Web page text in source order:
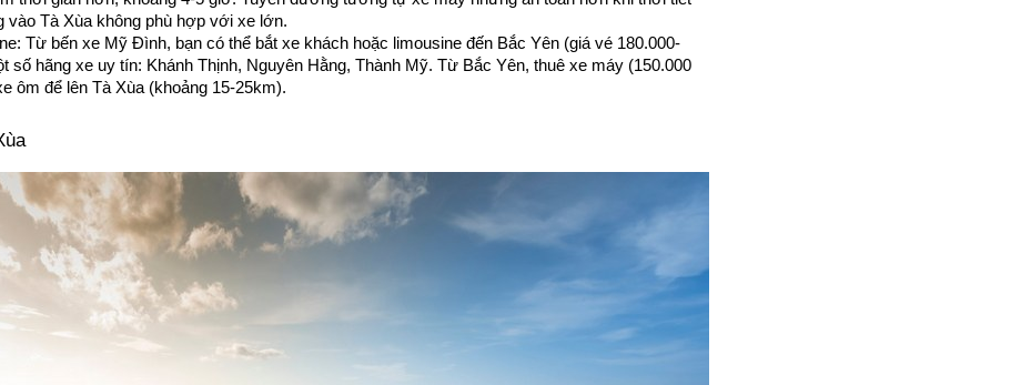
vào Tà Xùa không phù hợp với xe lớn.
Từ bến xe Mỹ Đình, bạn có thể bắt xe khách hoặc limousine đến Bắc Yên (giá vé 180.000-
số hãng xe uy tín: Khánh Thịnh, Nguyên Hằng, Thành Mỹ. Từ Bắc Yên, thuê xe máy (150.000
ôm để lên Tà Xùa (khoảng 15-25km).